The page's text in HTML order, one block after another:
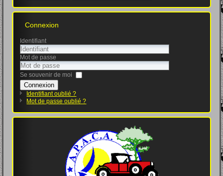
Connexion
Identifiant
Mot de passe
Se souvenir de moi
Connexion
Identifiant oublié ?
Mot de passe oublié ?